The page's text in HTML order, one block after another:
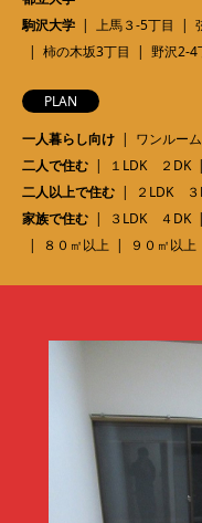
駒沢大学
上馬３-5丁目
柿の木坂3丁目
野沢2-4
PLAN
一人暮らし向け
ワンルー
二人で住む
１LDK ２DK
二人以上で住む
２LDK ３
家族で住む
３LDK ４DK
８０㎡以上
９０㎡以上